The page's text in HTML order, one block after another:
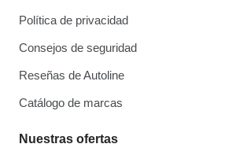
Política de privacidad
Consejos de seguridad
Reseñas de Autoline
Catálogo de marcas
Nuestras ofertas